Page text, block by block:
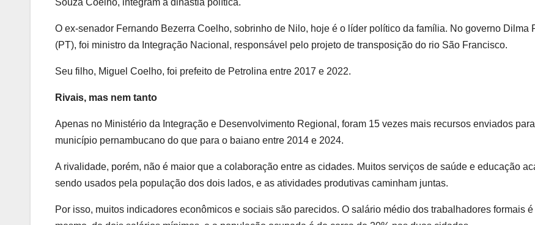
Souza Coelho, integram a dinastia política.
O ex-senador Fernando Bezerra Coelho, sobrinho de Nilo, hoje é o líder político da família. No governo Dilma
(PT), foi ministro da Integração Nacional, responsável pelo projeto de transposição do rio São Francisco.
Seu filho, Miguel Coelho, foi prefeito de Petrolina entre 2017 e 2022.
Rivais, mas nem tanto
Apenas no Ministério da Integração e Desenvolvimento Regional, foram 15 vezes mais recursos enviados
município pernambucano do que para o baiano entre 2014 e 2024.
A rivalidade, porém, não é maior que a colaboração entre as cidades. Muitos serviços de saúde e educação
sendo usados pela população dos dois lados, e as atividades produtivas caminham juntas.
Por isso, muitos indicadores econômicos e sociais são parecidos. O salário médio dos trabalhadores formais é